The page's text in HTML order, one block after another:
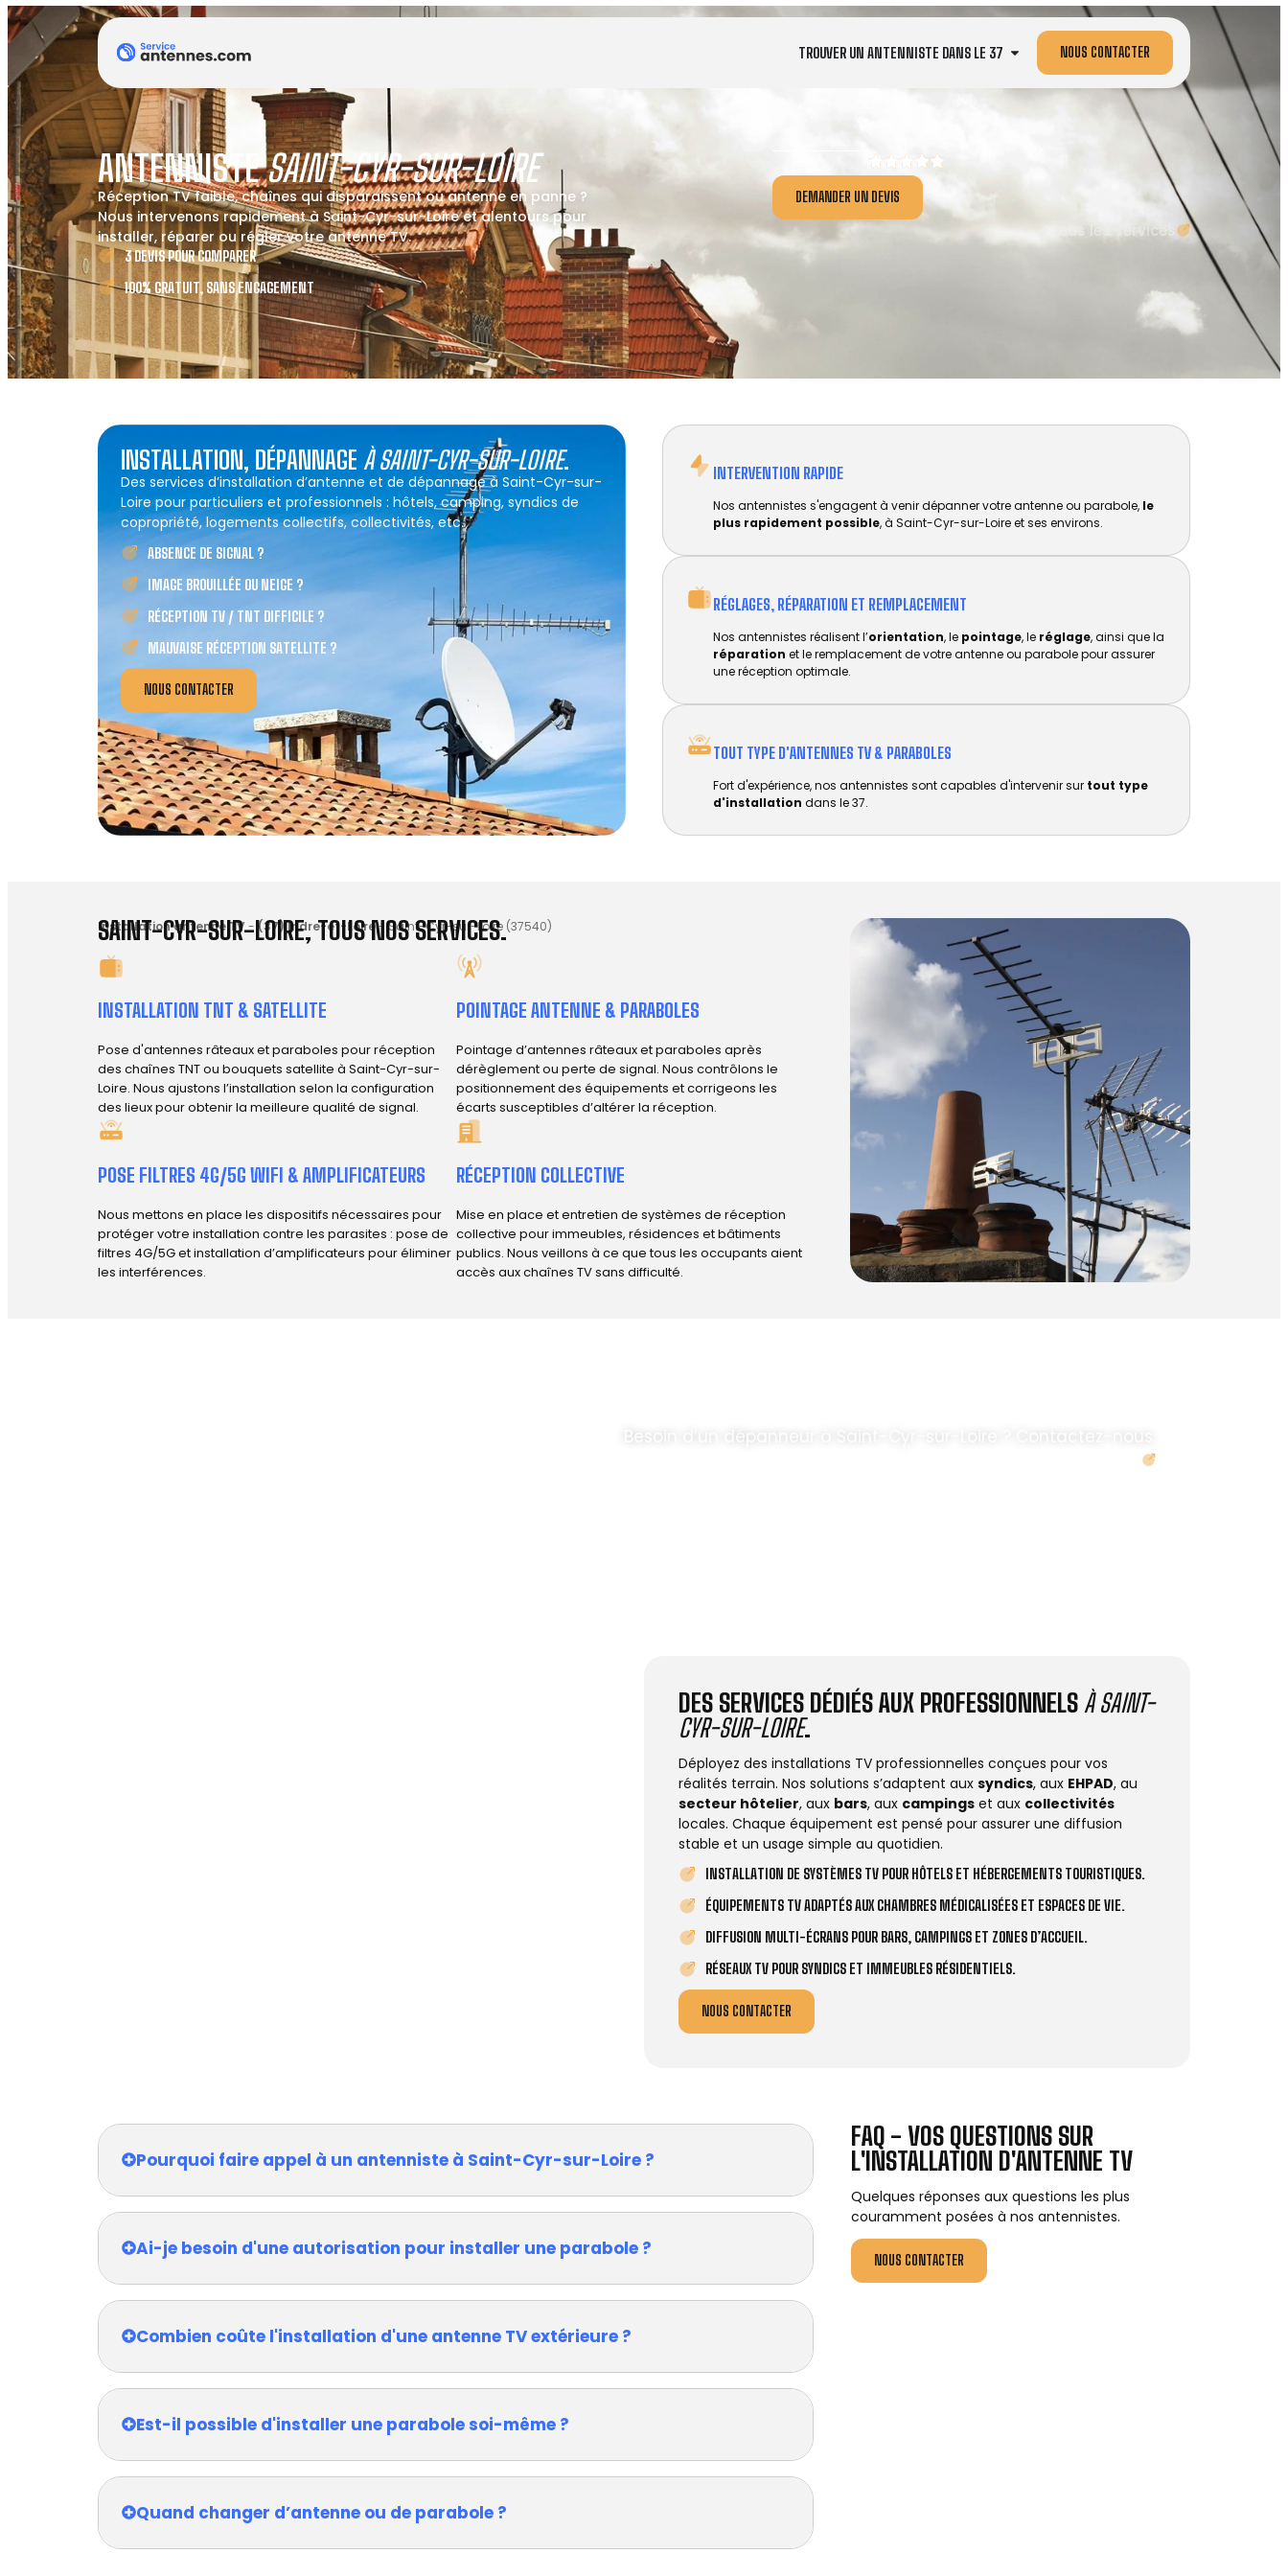
TROUVER UN ANTENNISTE DANS LE 37 NOUS CONTACTER
ANTENNISTESAINT-CYR-SUR-LOIRE
Réception TV faible, chaînes qui disparaissent ou antenne en panne ?
Nous intervenons rapidement à Saint-Cyr-sur-Loire et alentours pour
installer, réparer ou régler votre antenne TV.
3 DEVIS POUR COMPARER
100% GRATUIT, SANS ENGAGEMENT
DEMANDER UN DEVIS
Tous les services
INSTALLATION, DÉPANNAGE À SAINT-CYR-SUR-LOIRE.
Des services d’installation d’antenne et de dépannage à Saint-Cyr-sur-
Loire pour particuliers et professionnels : hôtels, camping, syndics de
copropriété, logements collectifs, collectivités, etc.
ABSENCE DE SIGNAL ?
IMAGE BROUILLÉE OU NEIGE ?
RÉCEPTION TV / TNT DIFFICILE ?
MAUVAISE RÉCEPTION SATELLITE ?
NOUS CONTACTER
INTERVENTION RAPIDE
Nos antennistes s'engagent à venir dépanner votre antenne ou parabole, le
plus rapidement possible, à Saint-Cyr-sur-Loire et ses environs.
RÉGLAGES, RÉPARATION ET REMPLACEMENT​
Nos antennistes réalisent l’orientation, le pointage, le réglage, ainsi que la
réparation et le remplacement de votre antenne ou parabole pour assurer
une réception optimale.
TOUT TYPE D'ANTENNES TV & PARABOLES
Fort d'expérience, nos antennistes sont capables d'intervenir sur tout type
d'installation dans le 37.
Installation antenne TV- (37) Indre-et-Loire-Saint-Cyr-sur-Loire (37540)
SAINT-CYR-SUR-LOIRE, TOUS NOS SERVICES.
INSTALLATION TNT & SATELLITE
Pose d'antennes râteaux et paraboles pour réception
des chaînes TNT ou bouquets satellite à Saint-Cyr-sur-
Loire. Nous ajustons l’installation selon la configuration
des lieux pour obtenir la meilleure qualité de signal.
POINTAGE ANTENNE & PARABOLES
Pointage d’antennes râteaux et paraboles après
dérèglement ou perte de signal. Nous contrôlons le
positionnement des équipements et corrigeons les
écarts susceptibles d’altérer la réception.
POSE FILTRES 4G/5G WIFI & AMPLIFICATEURS
Nous mettons en place les dispositifs nécessaires pour
protéger votre installation contre les parasites : pose de
filtres 4G/5G et installation d’amplificateurs pour éliminer
les interférences.
RÉCEPTION COLLECTIVE
Mise en place et entretien de systèmes de réception
collective pour immeubles, résidences et bâtiments
publics. Nous veillons à ce que tous les occupants aient
accès aux chaînes TV sans difficulté.
Besoin d’un dépanneur à Saint-Cyr-sur-Loire ? Contactez-nous.
DES SERVICES DÉDIÉS AUX PROFESSIONNELS À SAINT-
CYR-SUR-LOIRE.
Déployez des installations TV professionnelles conçues pour vos
réalités terrain. Nos solutions s’adaptent aux syndics, aux EHPAD, au
secteur hôtelier, aux bars, aux campings et aux collectivités
locales. Chaque équipement est pensé pour assurer une diffusion
stable et un usage simple au quotidien.
INSTALLATION DE SYSTÈMES TV POUR HÔTELS ET HÉBERGEMENTS TOURISTIQUES.
ÉQUIPEMENTS TV ADAPTÉS AUX CHAMBRES MÉDICALISÉES ET ESPACES DE VIE.
DIFFUSION MULTI-ÉCRANS POUR BARS, CAMPINGS ET ZONES D’ACCUEIL.
RÉSEAUX TV POUR SYNDICS ET IMMEUBLES RÉSIDENTIELS.
NOUS CONTACTER
FAQ - VOS QUESTIONS SUR
L'INSTALLATION D'ANTENNE TV
Quelques réponses aux questions les plus
couramment posées à nos antennistes.
NOUS CONTACTER
Pourquoi faire appel à un antenniste à Saint-Cyr-sur-Loire ?
Ai-je besoin d'une autorisation pour installer une parabole ?
Combien coûte l'installation d'une antenne TV extérieure ?
Est-il possible d'installer une parabole soi-même ?
Quand changer d’antenne ou de parabole ?